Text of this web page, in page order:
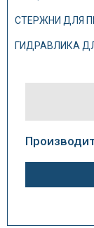
СТЕРЖНИ ДЛЯ
ГИДРАВЛИКА